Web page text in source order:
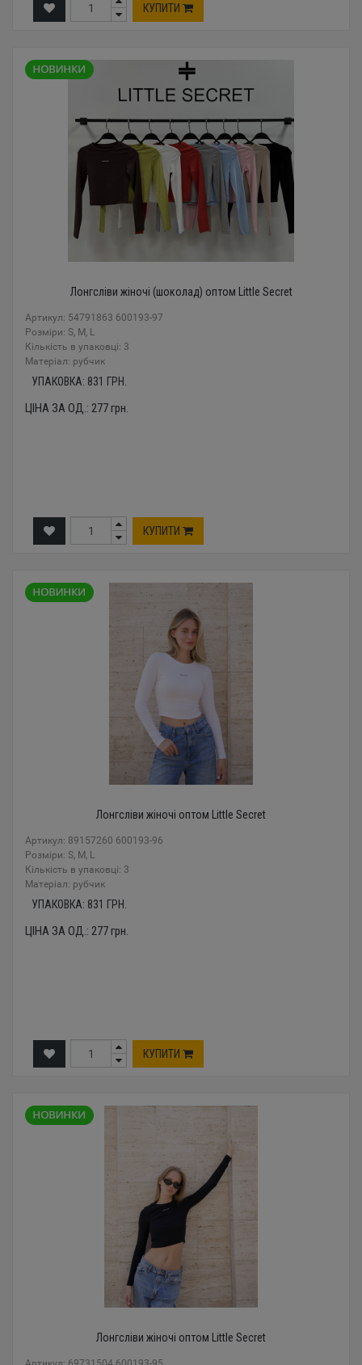
КУПИТИ
Лонгсліви жіночі (шоколад) оптом Little Secret
Артикул: 54791863 600193-97
Розміри: S, M, L
Кількість в упаковці: 3
Mатеріал: рубчик
УПАКОВКА: 831 ГРН.
ЦІНА ЗА ОД.: 277грн.
КУПИТИ
Лонгсліви жіночі оптом Little Secret
Артикул: 89157260 600193-96
Розміри: S, M, L
Кількість в упаковці: 3
Mатеріал: рубчик
УПАКОВКА: 831 ГРН.
ЦІНА ЗА ОД.: 277грн.
КУПИТИ
Лонгсліви жіночі оптом Little Secret